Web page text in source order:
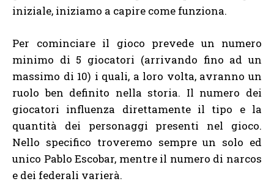
iniziale, iniziamo a capire come funziona.
Per cominciare il gioco prevede un numero
minimo di 5 giocatori (arrivando fino ad un
massimo di 10) i quali, a loro volta, avranno un
ruolo ben definito nella storia. Il numero dei
giocatori influenza direttamente il tipo e la
quantità dei personaggi presenti nel gioco.
Nello specifico troveremo sempre un solo ed
unico Pablo Escobar, mentre il numero di narcos
e dei federali varierà.